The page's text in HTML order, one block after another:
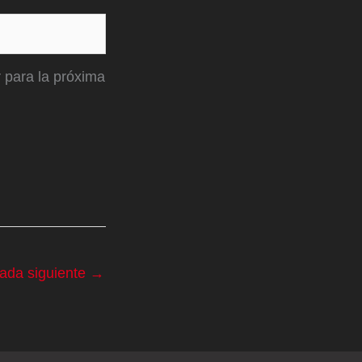
la próxima
siguiente →